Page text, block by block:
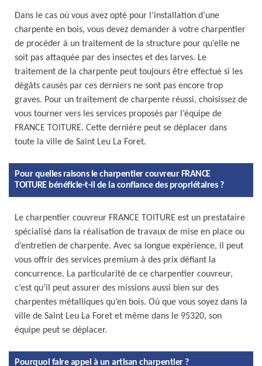
Dans le cas où vous avez opté pour l’installation d’une
charpente en bois, vous devez demander à votre charpentier
de procéder à un traitement de la structure pour qu’elle ne
soit pas attaquée par des insectes et des larves. Le
traitement de la charpente peut toujours être effectué si les
dégâts causés par ces derniers ne sont pas encore trop
graves. Pour un traitement de charpente réussi, choisissez de
vous tourner vers les services proposés par l’équipe de
FRANCE TOITURE. Cette dernière peut se déplacer dans
toute la ville de Saint Leu La Foret.
Pour quelles raisons le charpentier couvreur FRANCE
TOITURE bénéficie-t-il de la confiance des propriétaires ?
Le charpentier couvreur FRANCE TOITURE est un prestataire
spécialisé dans la réalisation de travaux de mise en place ou
d’entretien de charpente. Avec sa longue expérience, il peut
vous offrir des services premium à des prix défiant la
concurrence. La particularité de ce charpentier couvreur,
c’est qu’il peut assurer des missions aussi bien sur des
charpentes métalliques qu’en bois. Où que vous soyez dans la
ville de Saint Leu La Foret et même dans le 95320, son
équipe peut se déplacer.
Pourquoi faire appel à un artisan charpentier ?